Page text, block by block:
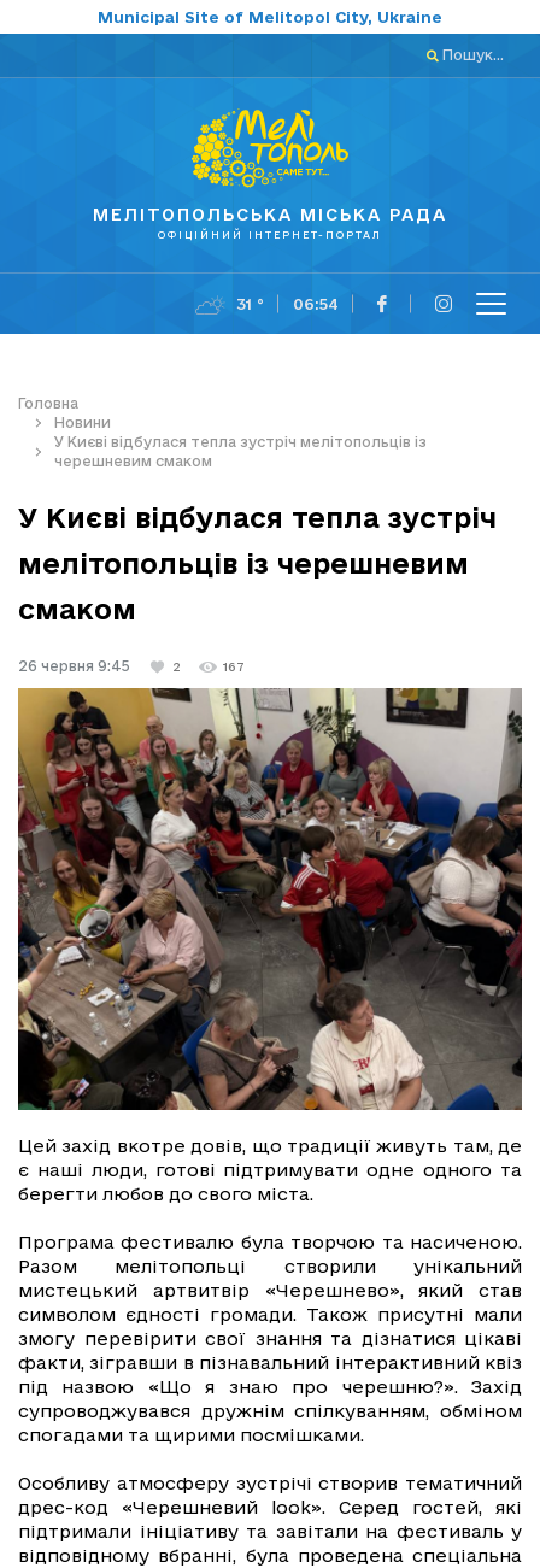
Municipal Site of Melitopol City, Ukraine
Пошук...
МЕЛІТОПОЛЬСЬКА МІСЬКА РАДА
ОФІЦІЙНИЙ ІНТЕРНЕТ-ПОРТАЛ
31 ° 06:54
Головна
Новини
У Києві відбулася тепла зустріч мелітопольців із
черешневим смаком
У Києві відбулася тепла зустріч
мелітопольців із черешневим
смаком
26 червня 9:45 2 167
Цей захід вкотре довів, що традиції живуть там, де
є наші люди, готові підтримувати одне одного та
берегти любов до свого міста.
Програма фестивалю була творчою та насиченою.
Разом мелітопольці створили унікальний
мистецький артвитвір «Черешнево», який став
символом єдності громади. Також присутні мали
змогу перевірити свої знання та дізнатися цікаві
факти, зігравши в пізнавальний інтерактивний квіз
під назвою «Що я знаю про черешню?». Захід
супроводжувався дружнім спілкуванням, обміном
спогадами та щирими посмішками.
Особливу атмосферу зустрічі створив тематичний
дрес-код «Черешневий look». Серед гостей, які
підтримали ініціативу та завітали на фестиваль у
відповідному вбранні, була проведена спеціальна